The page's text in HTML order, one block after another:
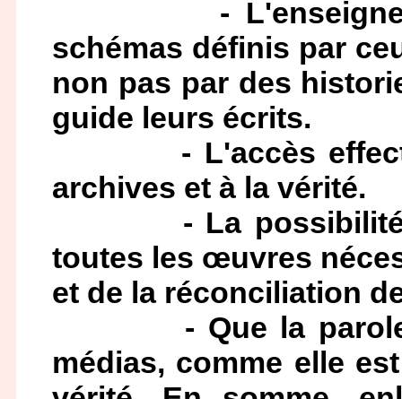
-
schémas définis par
non pas par des
guide leurs écrits.
- L'accès effectif
archives et à la vérité.
- La possibilité de
toutes les œuvres
et de la réconciliation
- Que la parole
médias, comme elle